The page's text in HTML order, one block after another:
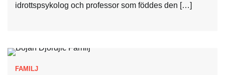
idrottspsykolog och professor som föddes den […]
FAMILJ